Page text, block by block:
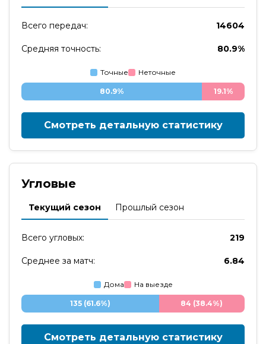
Всего передач: 14604
Средняя точность: 80.9%
Точные Неточные
80.9% 19.1%
Смотреть детальную статистику
Угловые
Текущий сезон Прошлый сезон
Всего угловых: 219
Среднее за матч: 6.84
Дома На выезде
135 (61.6%) 84 (38.4%)
Смотреть детальную статистику